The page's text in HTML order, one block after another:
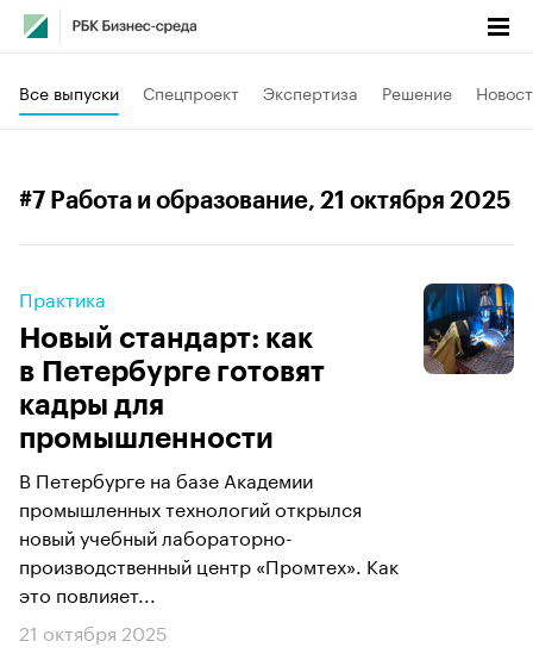
Все выпуски Спецпроект Экспертиза Решение
#7 Работа и образование, 21 октября 2025
Практика
Новый стандарт: как
в Петербурге готовят
кадры для
промышленности
В Петербурге на базе Академии
промышленных технологий открылся
новый учебный лабораторно-
производственный центр «Промтех». Как
это повлияет...
21 октября 2025